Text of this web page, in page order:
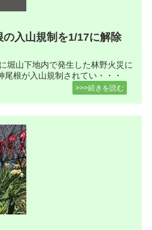
入山規制を1/17に解除
堀山下地内で発生した林野火災に
根が入山規制されてい・・・
>>>続きを読む